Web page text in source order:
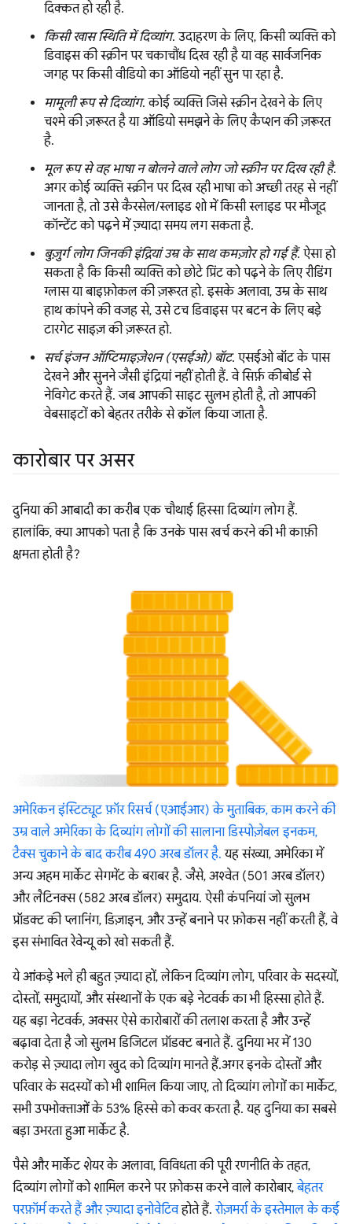
दिक्कत हो रही है.
किसी खास स्थिति में दिव्यांग. उदाहरण के लिए, किसी व्यक्ति को
डिवाइस की स्क्रीन पर चकाचौंध दिख रही है या वह सार्वजनिक
जगह पर किसी वीडियो का ऑडियो नहीं सुन पा रहा है.
मामूली रूप से दिव्यांग. कोई व्यक्ति जिसे स्क्रीन देखने के लिए
चश्मे की ज़रूरत है या ऑडियो समझने के लिए कैप्शन की ज़रूरत
है.
मूल रूप से वह भाषा न बोलने वाले लोग जो स्क्रीन पर दिख रही है.
अगर कोई व्यक्ति स्क्रीन पर दिख रही भाषा को अच्छी तरह से नहीं
जानता है, तो उसे कैरसेल/स्लाइड शो में किसी स्लाइड पर मौजूद
कॉन्टेंट को पढ़ने में ज़्यादा समय लग सकता है.
बुज़ुर्ग लोग जिनकी इंद्रियां उम्र के साथ कमज़ोर हो गई हैं. ऐसा हो
सकता है कि किसी व्यक्ति को छोटे प्रिंट को पढ़ने के लिए रीडिंग
ग्लास या बाइफ़ोकल की ज़रूरत हो. इसके अलावा, उम्र के साथ
हाथ कांपने की वजह से, उसे टच डिवाइस पर बटन के लिए बड़े
टारगेट साइज़ की ज़रूरत हो.
सर्च इंजन ऑप्टिमाइज़ेशन (एसईओ) बॉट. एसईओ बॉट के पास
देखने और सुनने जैसी इंद्रियां नहीं होती हैं. वे सिर्फ़ कीबोर्ड से
नेविगेट करते हैं. जब आपकी साइट सुलभ होती है, तो आपकी
वेबसाइटों को बेहतर तरीके से क्रॉल किया जाता है.
कारोबार पर असर
दुनिया की आबादी का करीब एक चौथाई हिस्सा दिव्यांग लोग हैं.
हालांकि, क्या आपको पता है कि उनके पास खर्च करने की भी काफ़ी
क्षमता होती है?
अमेरिकन इंस्टिट्यूट फ़ॉर रिसर्च (एआईआर) के मुताबिक, काम करने की
उम्र वाले अमेरिका के दिव्यांग लोगों की सालाना डिस्पोज़ेबल इनकम,
टैक्स चुकाने के बाद करीब 490 अरब डॉलर है. यह संख्या, अमेरिका में
अन्य अहम मार्केट सेगमेंट के बराबर है. जैसे, अश्वेत (501 अरब डॉलर)
और लैटिनक्स (582 अरब डॉलर) समुदाय. ऐसी कंपनियां जो सुलभ
प्रॉडक्ट की प्लानिंग, डिज़ाइन, और उन्हें बनाने पर फ़ोकस नहीं करती हैं, वे
इस संभावित रेवेन्यू को खो सकती हैं.
ये आंकड़े भले ही बहुत ज़्यादा हों, लेकिन दिव्यांग लोग, परिवार के सदस्यों,
दोस्तों, समुदायों, और संस्थानों के एक बड़े नेटवर्क का भी हिस्सा होते हैं.
यह बड़ा नेटवर्क, अक्सर ऐसे कारोबारों की तलाश करता है और उन्हें
बढ़ावा देता है जो सुलभ डिजिटल प्रॉडक्ट बनाते हैं. दुनिया भर में 130
करोड़ से ज़्यादा लोग खुद को दिव्यांग मानते हैं.अगर इनके दोस्तों और
परिवार के सदस्यों को भी शामिल किया जाए, तो दिव्यांग लोगों का मार्केट,
सभी उपभोक्ताओं के 53% हिस्से को कवर करता है. यह दुनिया का सबसे
बड़ा उभरता हुआ मार्केट है.
पैसे और मार्केट शेयर के अलावा, विविधता की पूरी रणनीति के तहत,
दिव्यांग लोगों को शामिल करने पर फ़ोकस करने वाले कारोबार,बेहतर
परफ़ॉर्म करते हैं और ज़्यादा इनोवेटिवहोते हैं.रोज़मर्रा के इस्तेमाल के कई